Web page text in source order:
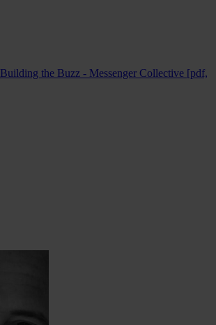
Building the Buzz - Messenger Collective [pdf,